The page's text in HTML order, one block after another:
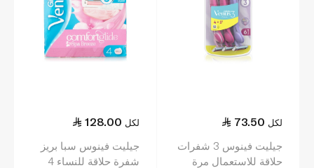
73.50 لكل
جيليت فينوس 3 شفرات
حلاقة للاستعمال مرة
128.00 لكل
جيليت فينوس سبا بريز
شفرة حلاقة للنساء 4